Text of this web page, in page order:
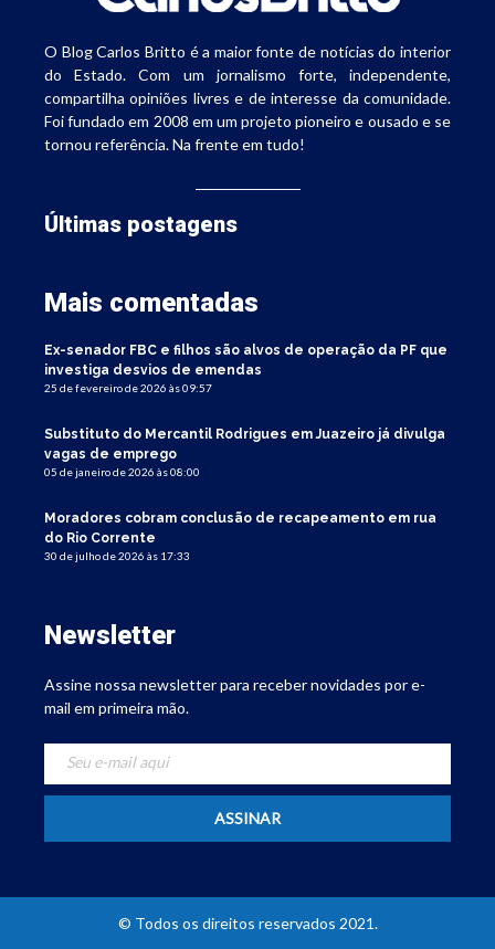
O Blog Carlos Britto é a maior fonte de notícias do interior
do Estado. Com um jornalismo forte, independente,
compartilha opiniões livres e de interesse da comunidade.
Foi fundado em 2008 em um projeto pioneiro e ousado e se
tornou referência. Na frente em tudo!
Últimas postagens
Mais comentadas
Ex-senador FBC e filhos são alvos de operação da PF que
investiga desvios de emendas
25 de fevereiro de 2026 às 09:57
Substituto do Mercantil Rodrigues em Juazeiro já divulga
vagas de emprego
05 de janeiro de 2026 às 08:00
Moradores cobram conclusão de recapeamento em rua
do Rio Corrente
30 de julho de 2026 às 17:33
Newsletter
Assine nossa newsletter para receber novidades por e-
mail em primeira mão.
© Todos os direitos reservados 2021.